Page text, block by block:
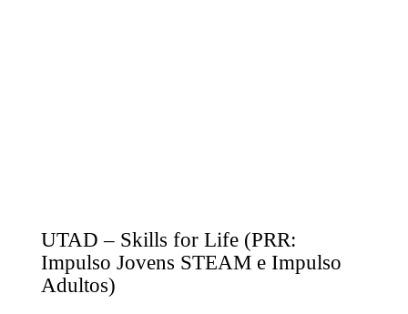
UTAD – Skills for Life (PRR:
Impulso Jovens STEAM e Impulso
Adultos)